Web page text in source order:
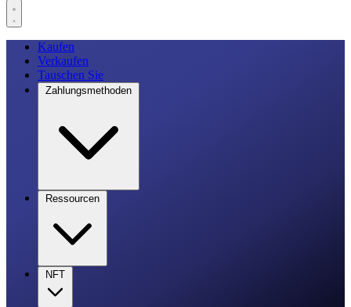
Kaufen
Verkaufen
Tauschen Sie
Zahlungsmethoden
Ressourcen
NFT